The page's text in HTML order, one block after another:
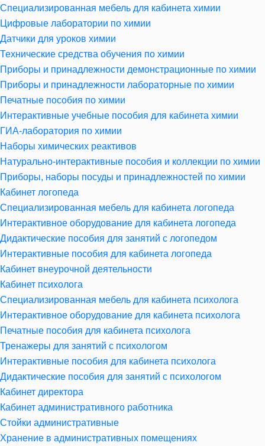
Специализированная мебель для кабинета химии
Цифровые лаборатории по химии
Датчики для уроков химии
Технические средства обучения по химии
Приборы и принадлежности демонстрационные по химии
Приборы и принадлежности лабораторные по химии
Печатные пособия по химии
Интерактивные учебные пособия для кабинета химии
ГИА-лаборатория по химии
Наборы химических реактивов
Натурально-интерактивные пособия и коллекции по химии
Приборы, наборы посуды и принадлежностей по химии
Кабинет логопеда
Специализированная мебель для кабинета логопеда
Интерактивное оборудование для кабинета логопеда
Дидактические пособия для занятий с логопедом
Интерактивные пособия для кабинета логопеда
Кабинет внеурочной деятельности
Кабинет психолога
Специализированная мебель для кабинета психолога
Интерактивное оборудование для кабинета психолога
Печатные пособия для кабинета психолога
Тренажеры для занятий с психологом
Интерактивные пособия для кабинета психолога
Дидактические пособия для занятий с психологом
Кабинет директора
Кабинет административного работника
Стойки административные
Хранение в административных помещениях